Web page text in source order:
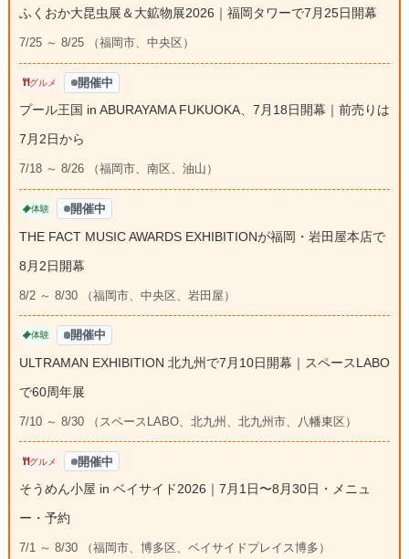
ふくおか大昆虫展＆大鉱物展2026｜福岡タワーで7月25日開幕
7/25 ～ 8/25 （福岡市、中央区）
グルメ 開催中
プール王国 in ABURAYAMA FUKUOKA、7月18日開幕｜前売りは
7月2日から
7/18 ～ 8/26 （福岡市、南区、油山）
体験 開催中
THE FACT MUSIC AWARDS EXHIBITIONが福岡・岩田屋本店で
8月2日開幕
8/2 ～ 8/30 （福岡市、中央区、岩田屋）
体験 開催中
ULTRAMAN EXHIBITION 北九州で7月10日開幕｜スペースLABO
で60周年展
7/10 ～ 8/30 （スペースLABO、北九州、北九州市、八幡東区）
グルメ 開催中
そうめん小屋 in ベイサイド2026｜7月1日〜8月30日・メニュ
ー・予約
7/1 ～ 8/30 （福岡市、博多区、ベイサイドプレイス博多）